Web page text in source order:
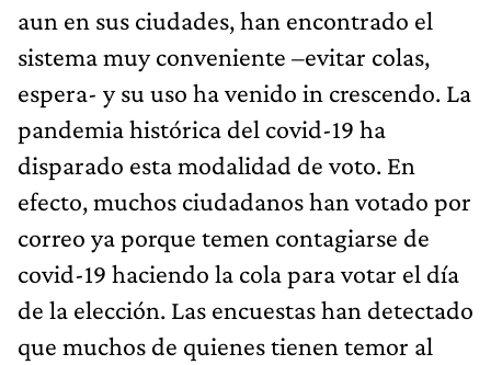
aun en sus ciudades, han encontrado el
sistema muy conveniente –evitar colas,
espera- y su uso ha venido in crescendo. La
pandemia histórica del covid-19 ha
disparado esta modalidad de voto. En
efecto, muchos ciudadanos han votado por
correo ya porque temen contagiarse de
covid-19 haciendo la cola para votar el día
de la elección. Las encuestas han detectado
que muchos de quienes tienen temor al